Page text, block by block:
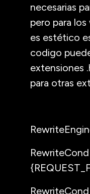
necesarias
pero para
es estético
codigo
extensiones
para otras
RewriteCond
RewriteCond